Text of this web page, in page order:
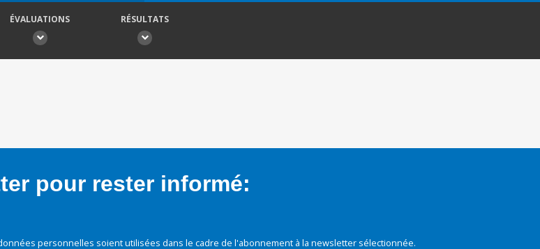
ÉVALUATIONS RÉSULTATS
pour rester informé:
personnelles soient utilisées dans le cadre de l'abonnement à la newsletter sélectionnée.